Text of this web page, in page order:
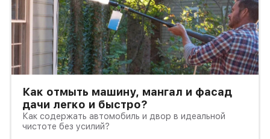
Как отмыть машину, мангал и фасад
дачи легко и быстро?
Как содержать автомобиль и двор в идеальной
чистоте без усилий?